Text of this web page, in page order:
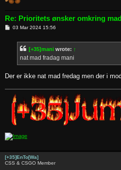
Re: Prioritets ønsker omkring
P03 Mar 2024 15:56
[+35]mani wrote: ↑
nat mad fradag mani
Der er ikke nat mad fredag men der i
[+35]EnTo[Wa]
CSS & CSGO Member